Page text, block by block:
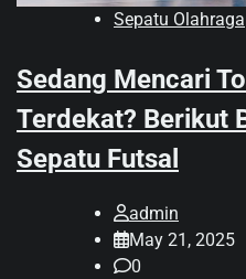
Sepatu Olahraga
Sedang Mencari
Terdekat? Berikut
Sepatu Futsal
admin
May 21, 2025
0